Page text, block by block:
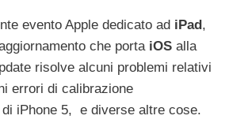
evento Apple dedicato ad iPad ,
che porta iOS alla
risolve alcuni problemi relativi
errori di calibrazione
di iPhone 5, e diverse altre cose.